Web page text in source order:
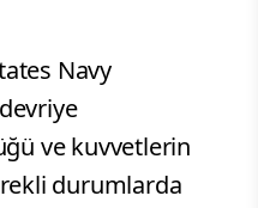
Navy
ve kuvvetlerin
durumlarda